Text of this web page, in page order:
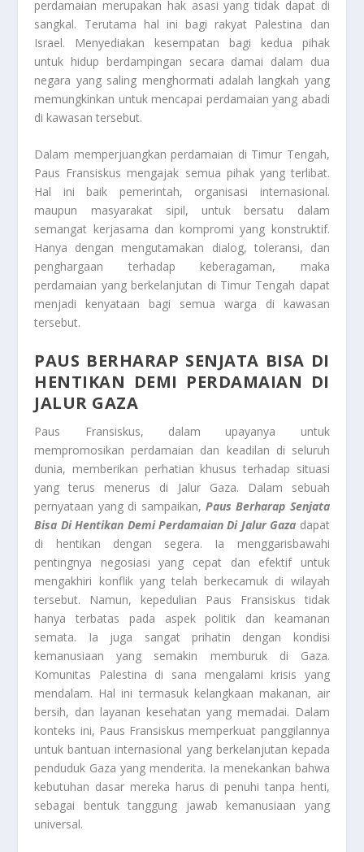
perdamaian merupakan hak asasi yang tidak dapat di
sangkal. Terutama hal ini bagi rakyat Palestina dan
Israel. Menyediakan kesempatan bagi kedua pihak
untuk hidup berdampingan secara damai dalam dua
negara yang saling menghormati adalah langkah yang
memungkinkan untuk mencapai perdamaian yang abadi
di kawasan tersebut.
Dalam memperjuangkan perdamaian di Timur Tengah,
Paus Fransiskus mengajak semua pihak yang terlibat.
Hal ini baik pemerintah, organisasi internasional.
maupun masyarakat sipil, untuk bersatu dalam
semangat kerjasama dan kompromi yang konstruktif.
Hanya dengan mengutamakan dialog, toleransi, dan
penghargaan terhadap keberagaman, maka
perdamaian yang berkelanjutan di Timur Tengah dapat
menjadi kenyataan bagi semua warga di kawasan
tersebut.
PAUS BERHARAP SENJATA BISA DI
HENTIKAN DEMI PERDAMAIAN DI
JALUR GAZA
Paus Fransiskus, dalam upayanya untuk
mempromosikan perdamaian dan keadilan di seluruh
dunia, memberikan perhatian khusus terhadap situasi
yang terus menerus di Jalur Gaza. Dalam sebuah
pernyataan yang di sampaikan, Paus Berharap Senjata
Bisa Di Hentikan Demi Perdamaian Di Jalur Gaza dapat
di hentikan dengan segera. Ia menggarisbawahi
pentingnya negosiasi yang cepat dan efektif untuk
mengakhiri konflik yang telah berkecamuk di wilayah
tersebut. Namun, kepedulian Paus Fransiskus tidak
hanya terbatas pada aspek politik dan keamanan
semata. Ia juga sangat prihatin dengan kondisi
kemanusiaan yang semakin memburuk di Gaza.
Komunitas Palestina di sana mengalami krisis yang
mendalam. Hal ini termasuk kelangkaan makanan, air
bersih, dan layanan kesehatan yang memadai. Dalam
konteks ini, Paus Fransiskus memperkuat panggilannya
untuk bantuan internasional yang berkelanjutan kepada
penduduk Gaza yang menderita. Ia menekankan bahwa
kebutuhan dasar mereka harus di penuhi tanpa henti,
sebagai bentuk tanggung jawab kemanusiaan yang
universal.